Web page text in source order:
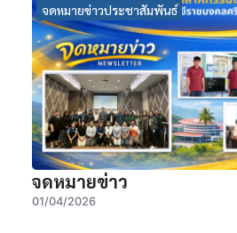
จดหมายข่าวประชาสัมพันธ์
จดหมายข่าว
01/04/2026